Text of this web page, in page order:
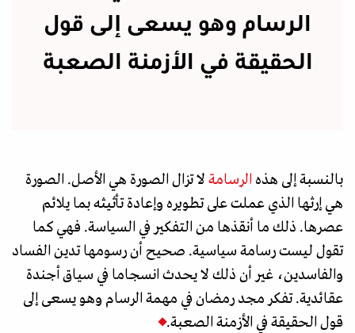
الرسام وهو يسعى إلى قول
الحقيقة في الأزمنة الصعبة
بالنسبة إلى هذه الرسامة لا تزال الصورة هي الأصل. الصورة
هي إرثها الذي عملت على تطويره وإعادة تأثيثه بما يلائم
عصرها. ذلك ما أنقذها من التفكير في السياسة. فهي كما
تقول ليست رسامة سياسية. صحيح أن رسومها تدين الفساد
والفاسدين، غير أن ذلك لا يحدث انسجاما في سياق أجندة
عقائدية. تفكر مجد رمضان في مهمة الرسام وهو يسعى إلى
قول الحقيقة في الأزمنة الصعبة.